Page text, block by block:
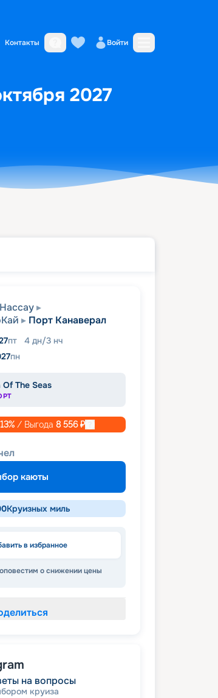
Контакты Войти
2027
Нассау
Порт Канаверал
пт 4 дн/3 нч
пн
Of The Seas
13% / Выгода 8 556₽
каюты
Круизных миль
в избранное
о снижении цены
на вопросы
круиза